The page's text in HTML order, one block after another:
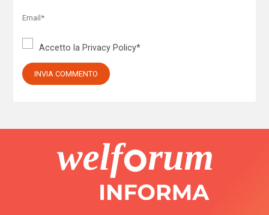
Accetto la Privacy Policy*